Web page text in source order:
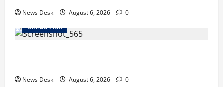
News Desk August 6, 2026
0
उत्तराखंड स्पेशल
News Desk August 6, 2026
0